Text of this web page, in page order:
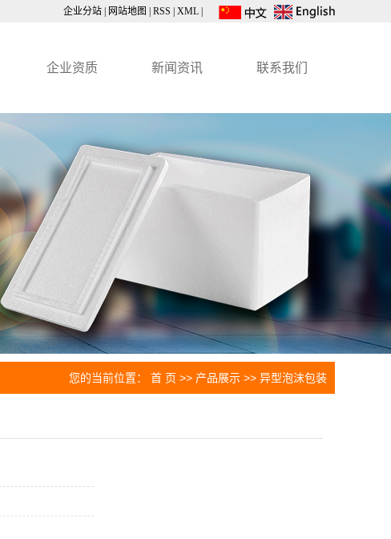
企业分站| 网站地图 RSS XML|
企业资质 新闻资讯
行业资讯
技术知识
联系我们
您的当前位置： 首 页 >> 产品展示>> 异型泡沫包装